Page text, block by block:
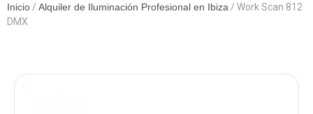
Inicio / Alquiler de Iluminación Profesional en Ibiza / Work Scan 812
DMX